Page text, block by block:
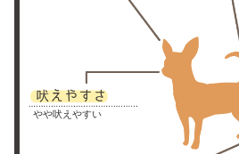
やや吠えやすい